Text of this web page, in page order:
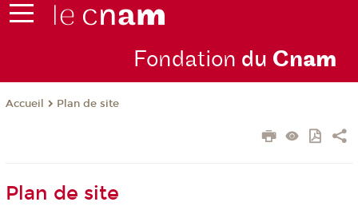
Fondation du Cnam
Accueil Plan de site
Plan de site